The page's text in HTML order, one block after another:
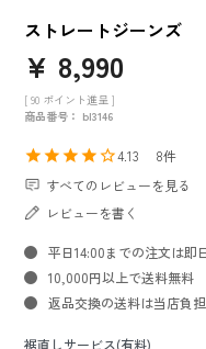
ストレートジーンズ
¥ 8,990
[ 90 ポイント進呈 ]
商品番号
bl3146
4.13
8
すべてのレビューを見る
レビューを書く
平日14:00までの注文は即
10,000円以上で送料無料
返品交換の送料は当店負担
裾直しサービス(有料)